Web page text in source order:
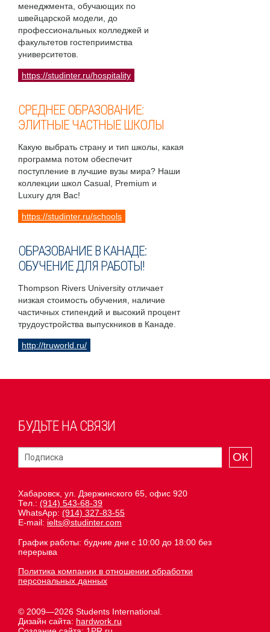
менеджмента, обучающих по
швейцарской модели, до
профессиональных колледжей и
факультетов гостеприимства
университетов.
https://studinter.ru/hospitality
СРЕДНЕЕ ОБРАЗОВАНИЕ:
ЭЛИТНЫЕ ЧАСТНЫЕ ШКОЛЫ
Какую выбрать страну и тип школы, какая
программа потом обеспечит
поступление в лучшие вузы мира? Наши
коллекции школ Casual, Premium и
Luxury для Вас!
https://studinter.ru/schools
ОБРАЗОВАНИЕ В КАНАДЕ:
ОБУЧЕНИЕ ДЛЯ РАБОТЫ!
Thompson Rivers University отличает
низкая стоимость обучения, наличие
частичных стипендий и высокий процент
трудоустройства выпускников в Канаде.
http://truworld.ru/
БУДЬТЕ НА СВЯЗИ
ОК
Хабаровск, ул. Дзержинского 65, офис 920
Тел.: (914) 543-68-39
WhatsApp: (914) 327-83-55
E-mail: ielts@studinter.com
График работы: будние дни с 10:00 до 18:00 без
перерыва
Политика компании в отношении обработки
персональных данных
© 2009—2026 Students International.
Дизайн сайта: hardwork.ru